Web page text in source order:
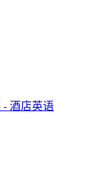
- 酒店英语